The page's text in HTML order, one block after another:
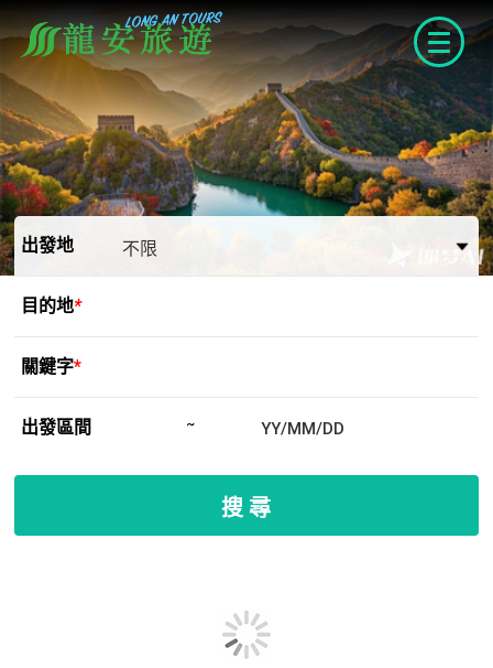
出發地
目的地*
關鍵字*
出發區間 ~
搜 尋